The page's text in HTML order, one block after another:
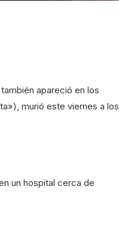
apareció en los
murió este viernes a los
un hospital cerca de